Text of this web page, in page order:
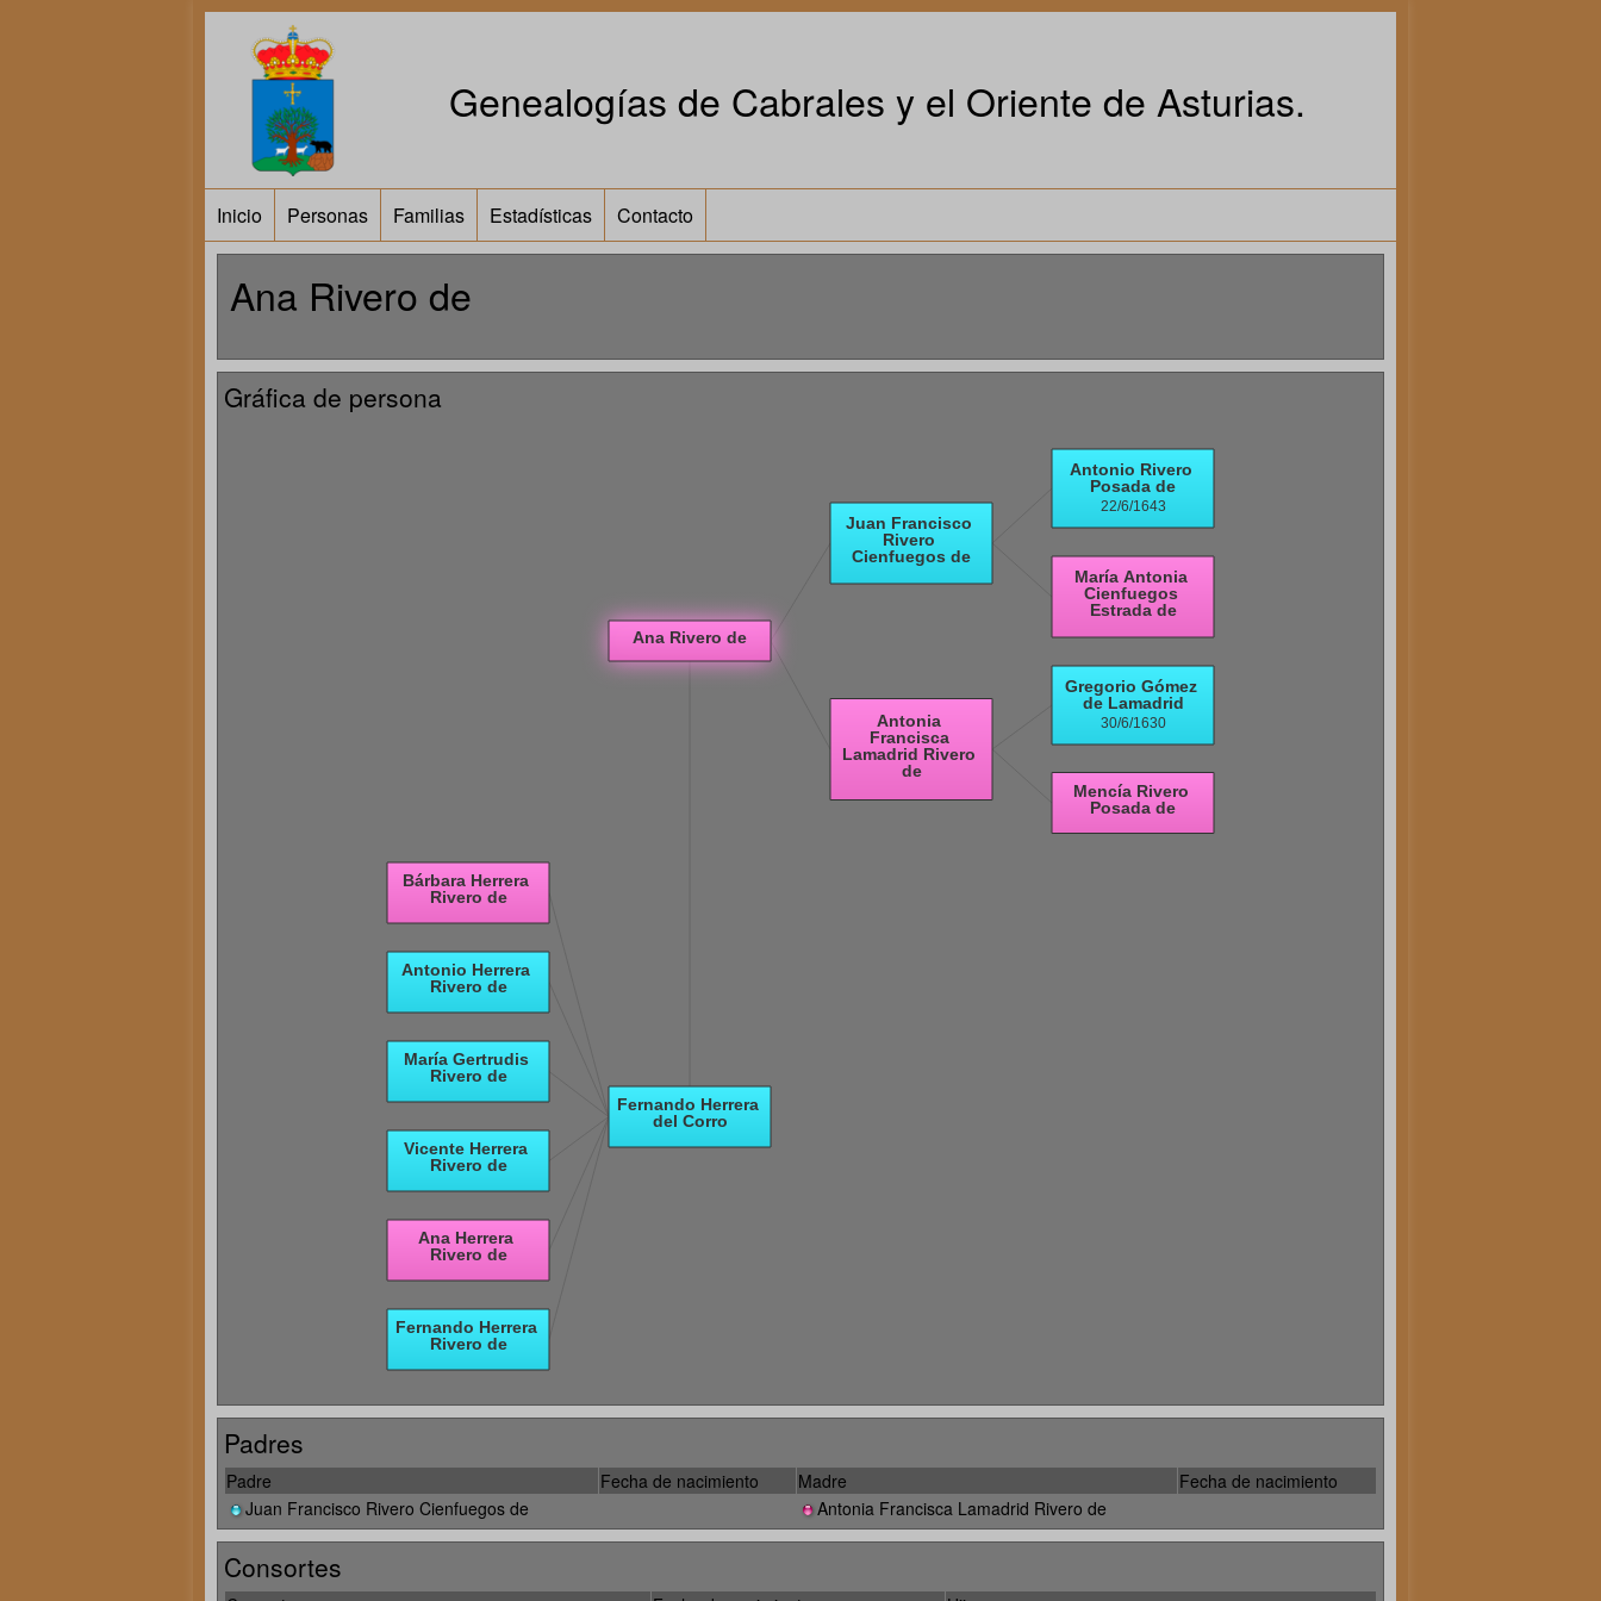
Genealogías de Cabrales y el Oriente de Asturias.
Inicio Personas Familias Estadísticas Contacto
Ana Rivero de
Gráfica de persona
Padres
Padre Fecha de nacimiento Madre
Fecha de nacimiento
Juan Francisco Rivero Cienfuegos de
Antonia Francisca Lamadrid Rivero de
Consortes